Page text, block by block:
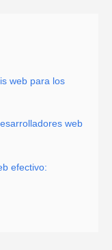
web para los
web
efectivo: